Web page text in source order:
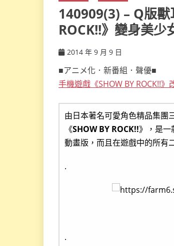
140909(3) – Q版
ROCK!!》變身美少
2014 年 9 月 9 日
■アニメ化．新番組．聲優■
手機遊戲《SHOW BY ROCK!!》
由日本著名可愛角色精品集團
《SHOW BY ROCK!!》，是一
動畫版，而且在遊戲中的所有
.
.